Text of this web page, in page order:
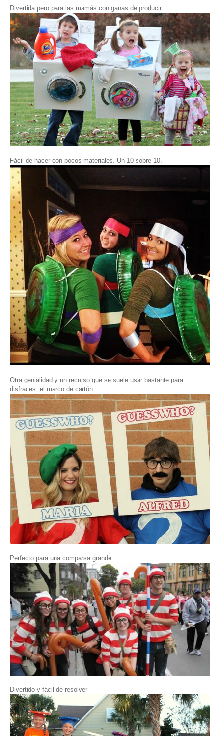
Divertida pero para las mamás con ganas de producir
Fácil de hacer con pocos materiales. Un 10 sobre 10.
Otra genialidad y un recurso que se suele usar bastante para
disfraces: el marco de cartón
Perfecto para una comparsa grande
Divertido y fácil de resolver